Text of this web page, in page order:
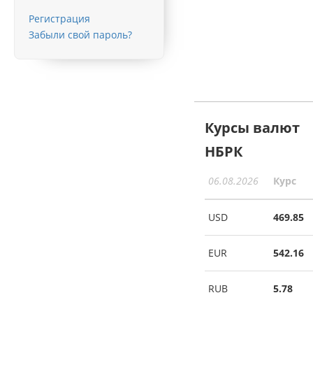
Регистрация
Забыли свой пароль?
Курсы валют
НБРК
06.08.2026 Курс
USD 469.85
EUR 542.16
RUB 5.78